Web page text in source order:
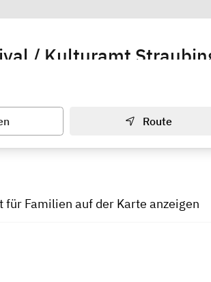
/ Kulturamt
Route
Familien auf der Karte anzeigen